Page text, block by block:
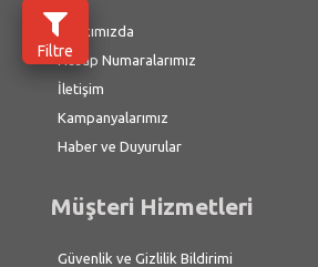
Filtre
Hakkımızda
Hesap Numaralarımız
İletişim
Kampanyalarımız
Haber ve Duyurular
Müşteri Hizmetleri
Güvenlik ve Gizlilik Bildirimi